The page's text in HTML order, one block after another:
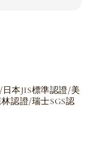
本JIS標準認證/美
認證/瑞士SGS認